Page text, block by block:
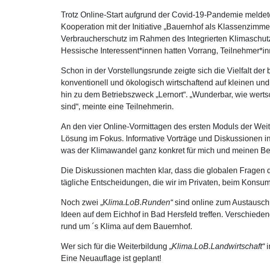
Trotz Online-Start aufgrund der Covid-19-Pandemie
Kooperation mit der Initiative „Bauernhof als
Verbraucherschutz im Rahmen des Integrierten
Hessische Interessent*innen hatten Vorrang,
Schon in der Vorstellungsrunde zeigte sich die Vielfalt der
konventionell und ökologisch wirtschaftend auf kleinen
hin zu dem Betriebszweck „Lernort“. „Wunderbar, wie
sind“, meinte eine Teilnehmerin.
An den vier Online-Vormittagen des ersten Moduls der
Lösung im Fokus. Informative Vorträge und Diskussionen
was der Klimawandel ganz konkret für mich und meinen
Die Diskussionen machten klar, dass die globalen
tägliche Entscheidungen, die wir im Privaten, beim
Noch zwei „Klima.LoB.Runden“sind online zum
Ideen auf dem Eichhof in Bad Hersfeld treffen.
rund um ´s Klima auf dem Bauernhof.
Wer sich für die Weiterbildung „Klima.LoB.Landwirtschaft“
Eine Neuauflage ist geplant!